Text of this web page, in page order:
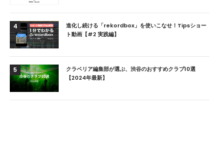
4
進化し続ける「rekordbox」を使いこなせ！Tipsショー
ト動画【#2 実践編】
5
クラベリア編集部が選ぶ、渋谷のおすすめクラブ10選
【2024年最新】